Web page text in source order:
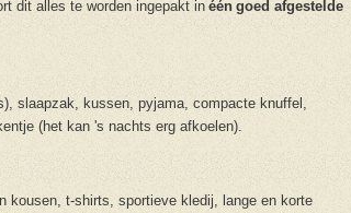
dit alles te worden ingepakt inéén goed afgestelde
slaapzak, kussen, pyjama, compacte knuffel,
(het kan 's nachts erg afkoelen).
kousen, t-shirts, sportieve kledij, lange en korte